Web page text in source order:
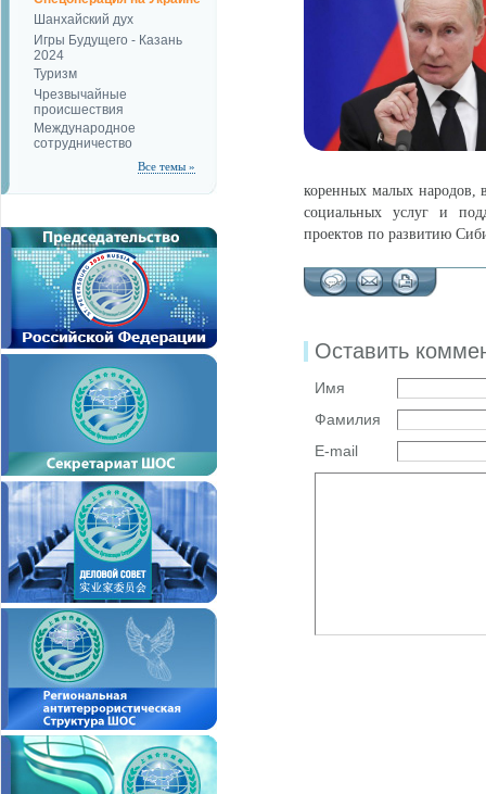
Шанхайский дух
Игры Будущего - Казань
2024
Туризм
Чрезвычайные
происшествия
Международное
сотрудничество
Все темы »
коренных малых народов,
социальных услуг и
проектов по развитию
Оставить
Имя
Фамилия
E-mail